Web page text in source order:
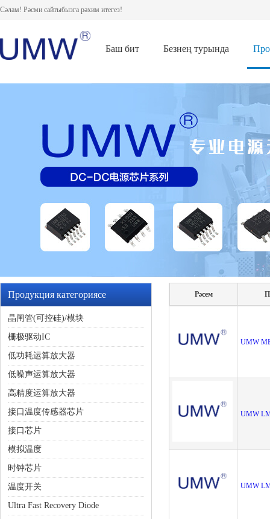
Сәлам! Рәсми сайтыбызга рәхим итегез!
Баш бит Безнең турында
Продукция категориясе
晶闸管(可控硅)/模块
栅极驱动IC
低功耗运算放大器
低噪声运算放大器
高精度运算放大器
接口温度传感器芯片
接口芯片
模拟温度
时钟芯片
温度开关
Ultra Fast Recovery Diode
Рәсем
UMW
UMW
UMW